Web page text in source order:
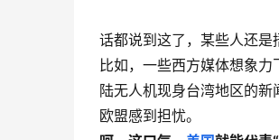
话都说到这了，某些人还是
比如，一些西方媒体想象
陆无人机现身台湾地区的
欧盟感到担忧。